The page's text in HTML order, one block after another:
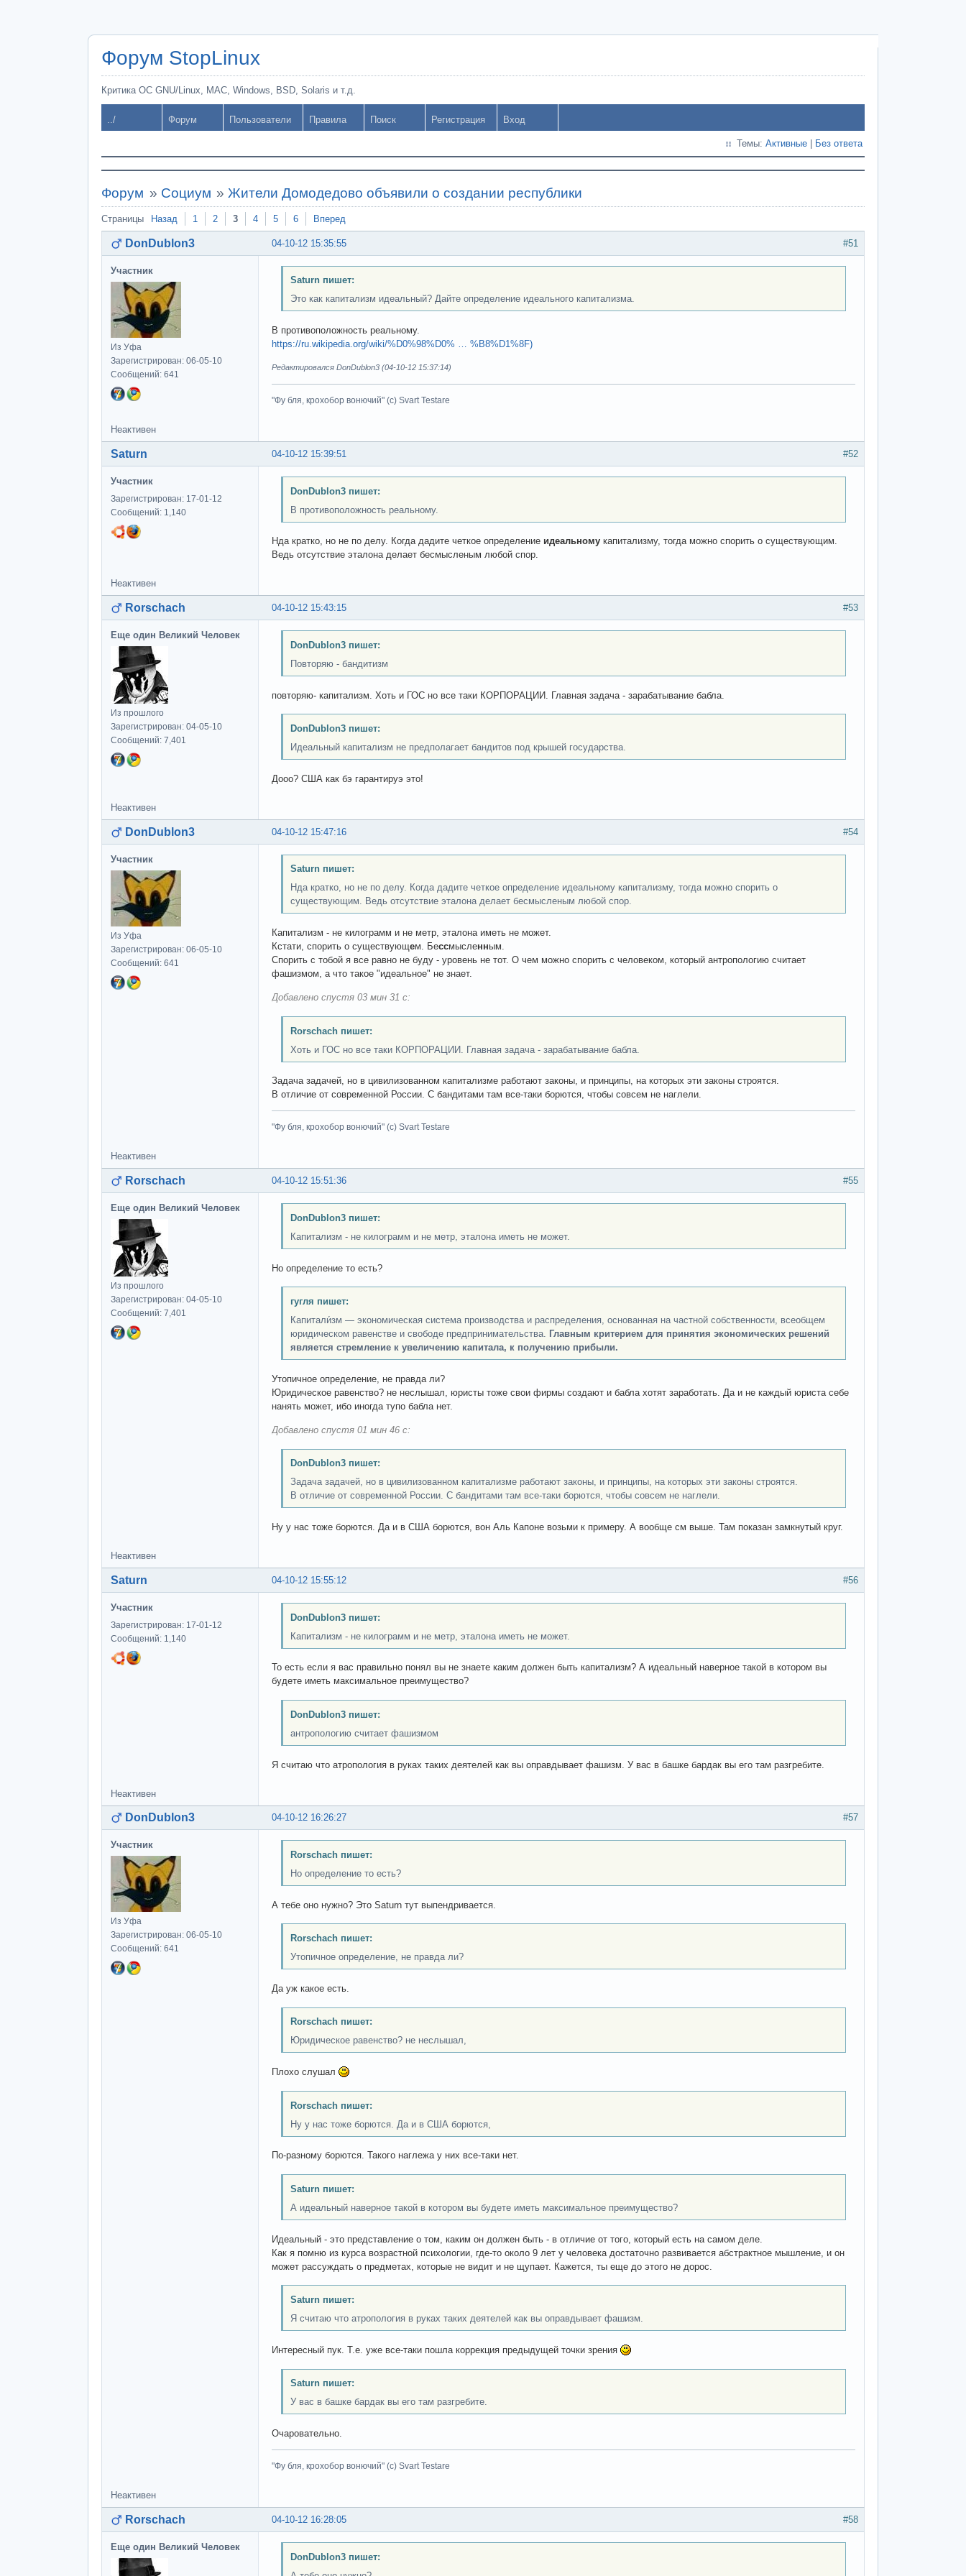
Форум StopLinux
Критика ОС GNU/Linux, MAC, Windows, BSD, Solaris и т.д.
../ Форум Пользователи Правила Поиск Регистрация Вход
Темы: Активные Без ответа
Форум » Социум » Жители Домодедово объявили о создании республики
Страницы Назад 1 2 3 4 5 6 Вперед
#51
04-10-12 15:35:55
DonDublon3
Участник
Из Уфа
Зарегистрирован: 06-05-10
Сообщений: 641
Saturn пишет:
Это как капитализм идеальный? Дайте определение идеального капитализма.
В противоположность реальному.
https://ru.wikipedia.org/wiki/%D0%98%D0% … %B8%D1%8F)
Редактировался DonDublon3 (04-10-12 15:37:14)
"Фу бля, крохобор вонючий" (с) Svart Testare
Неактивен
#52
04-10-12 15:39:51
Saturn
Участник
Зарегистрирован: 17-01-12
Сообщений: 1,140
DonDublon3 пишет:
В противоположность реальному.
Нда кратко, но не по делу. Когда дадите четкое определение идеальному капитализму, тогда можно спорить о существующим.
Ведь отсутствие эталона делает бесмысленым любой спор.
Неактивен
#53
04-10-12 15:43:15
Rorschach
Еще один Великий Человек
Из прошлого
Зарегистрирован: 04-05-10
Сообщений: 7,401
DonDublon3 пишет:
Повторяю - бандитизм
повторяю- капитализм. Хоть и ГОС но все таки КОРПОРАЦИИ. Главная задача - зарабатывание бабла.
DonDublon3 пишет:
Идеальный капитализм не предполагает бандитов под крышей государства.
Дооо? США как бэ гарантируэ это!
Неактивен
#54
04-10-12 15:47:16
DonDublon3
Участник
Из Уфа
Зарегистрирован: 06-05-10
Сообщений: 641
Saturn пишет:
Нда кратко, но не по делу. Когда дадите четкое определение идеальному капитализму, тогда можно спорить о
существующим. Ведь отсутствие эталона делает бесмысленым любой спор.
Капитализм - не килограмм и не метр, эталона иметь не может.
Кстати, спорить о существующем. Бессмысленным.
Спорить с тобой я все равно не буду - уровень не тот. О чем можно спорить с человеком, который антропологию считает
фашизмом, а что такое "идеальное" не знает.
Добавлено спустя 03 мин 31 с:
Rorschach пишет:
Хоть и ГОС но все таки КОРПОРАЦИИ. Главная задача - зарабатывание бабла.
Задача задачей, но в цивилизованном капитализме работают законы, и принципы, на которых эти законы строятся.
В отличие от современной России. С бандитами там все-таки борются, чтобы совсем не наглели.
"Фу бля, крохобор вонючий" (с) Svart Testare
Неактивен
#55
04-10-12 15:51:36
Rorschach
Еще один Великий Человек
Из прошлого
Зарегистрирован: 04-05-10
Сообщений: 7,401
DonDublon3 пишет:
Капитализм - не килограмм и не метр, эталона иметь не может.
Но определение то есть?
гугля пишет:
Капитали́зм — экономическая система производства и распределения, основанная на частной собственности, всеобщем
юридическом равенстве и свободе предпринимательства. Главным критерием для принятия экономических решений
является стремление к увеличению капитала, к получению прибыли.
Утопичное определение, не правда ли?
Юридическое равенство? не неслышал, юристы тоже свои фирмы создают и бабла хотят заработать. Да и не каждый юриста себе
нанять может, ибо иногда тупо бабла нет.
Добавлено спустя 01 мин 46 с:
DonDublon3 пишет:
Задача задачей, но в цивилизованном капитализме работают законы, и принципы, на которых эти законы строятся.
В отличие от современной России. С бандитами там все-таки борются, чтобы совсем не наглели.
Ну у нас тоже борются. Да и в США борются, вон Аль Капоне возьми к примеру. А вообще см выше. Там показан замкнутый круг.
Неактивен
#56
04-10-12 15:55:12
Saturn
Участник
Зарегистрирован: 17-01-12
Сообщений: 1,140
DonDublon3 пишет:
Капитализм - не килограмм и не метр, эталона иметь не может.
То есть если я вас правильно понял вы не знаете каким должен быть капитализм? А идеальный наверное такой в котором вы
будете иметь максимальное преимущество?
DonDublon3 пишет:
антропологию считает фашизмом
Я считаю что атропология в руках таких деятелей как вы оправдывает фашизм. У вас в башке бардак вы его там разгребите.
Неактивен
#57
04-10-12 16:26:27
DonDublon3
Участник
Из Уфа
Зарегистрирован: 06-05-10
Сообщений: 641
Rorschach пишет:
Но определение то есть?
А тебе оно нужно? Это Saturn тут выпендривается.
Rorschach пишет:
Утопичное определение, не правда ли?
Да уж какое есть.
Rorschach пишет:
Юридическое равенство? не неслышал,
Плохо слушал
Rorschach пишет:
Ну у нас тоже борются. Да и в США борются,
По-разному борются. Такого наглежа у них все-таки нет.
Saturn пишет:
А идеальный наверное такой в котором вы будете иметь максимальное преимущество?
Идеальный - это представление о том, каким он должен быть - в отличие от того, который есть на самом деле.
Как я помню из курса возрастной психологии, где-то около 9 лет у человека достаточно развивается абстрактное мышление, и он
может рассуждать о предметах, которые не видит и не щупает. Кажется, ты еще до этого не дорос.
Saturn пишет:
Я считаю что атропология в руках таких деятелей как вы оправдывает фашизм.
Интересный пук. Т.е. уже все-таки пошла коррекция предыдущей точки зрения
Saturn пишет:
У вас в башке бардак вы его там разгребите.
Очаровательно.
"Фу бля, крохобор вонючий" (с) Svart Testare
Неактивен
#58
04-10-12 16:28:05
Rorschach
Еще один Великий Человек
DonDublon3 пишет: